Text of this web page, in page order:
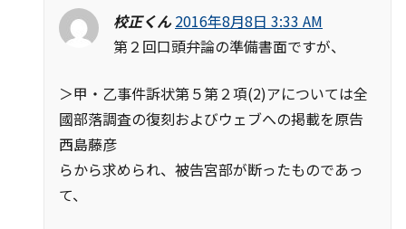
校正くん 2016年8月8日 3:33 AM
第２回口頭弁論の準備書面ですが、
＞甲・乙事件訴状第５第２項(2)アについては全
國部落調査の復刻およびウェブへの掲載を原告
西島藤彦
らから求められ、被告宮部が断ったものであっ
て、